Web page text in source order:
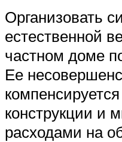
Организовать
естественной
частном доме
Ее
конструкции и
расходами на